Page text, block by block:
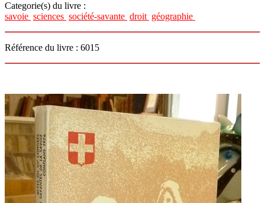
Categorie(s) du livre :
savoie sciences société-savante droit géographie
Référence du livre : 6015